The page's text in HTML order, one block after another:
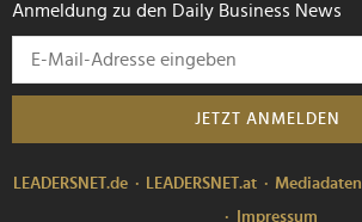
Anmeldung zu den Daily Business News
JETZT ANMELDEN
LEADERSNET.de LEADERSNET.at Mediadaten
Impressum